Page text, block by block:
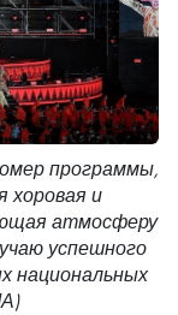
программы,
хоровая и
атмосферу
успешного
национальных